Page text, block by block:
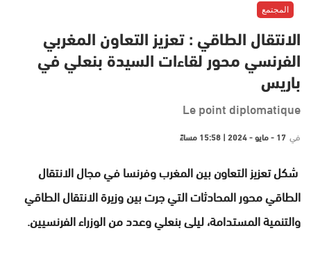
المجتمع
الانتقال الطاقي : تعزيز التعاون المغربي
الفرنسي محور لقاءات السيدة بنعلي في
باريس
Le point diplomatique
في 17 - مايو - 2024 | 15:58 مساءً
شكل تعزيز التعاون بين المغرب وفرنسا في مجال الانتقال
الطاقي محور المحادثات التي جرت بين وزيرة الانتقال الطاقي
والتنمية المستدامة، ليلى بنعلي وعدد من الوزراء الفرنسيين.